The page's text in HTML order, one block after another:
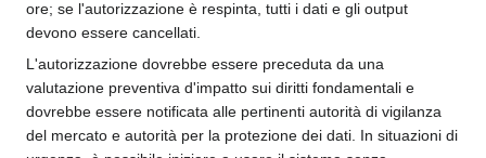
ore; se l'autorizzazione è respinta, tutti i dati e gli output
devono essere cancellati.
L'autorizzazione dovrebbe essere preceduta da una
valutazione preventiva d'impatto sui diritti fondamentali e
dovrebbe essere notificata alle pertinenti autorità di vigilanza
del mercato e autorità per la protezione dei dati. In situazioni di